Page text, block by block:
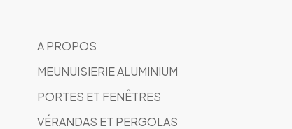
A PROPOS
MEUNUISIERIE ALUMINIUM
PORTES ET FENÊTRES
VÉRANDAS ET PERGOLAS